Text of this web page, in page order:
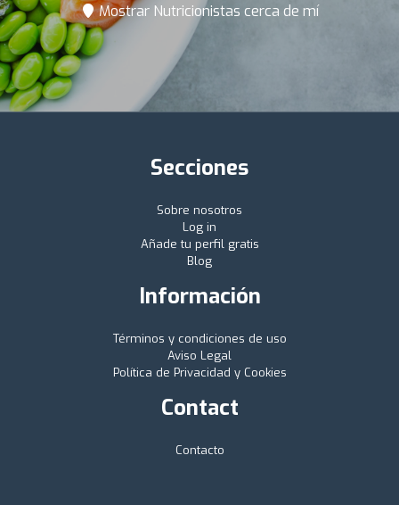
Mostrar Nutricionistas cerca de mí
Secciones
Sobre nosotros
Log in
Añade tu perfil gratis
Blog
Información
Términos y condiciones de uso
Aviso Legal
Política de Privacidad y Cookies
Contact
Contacto